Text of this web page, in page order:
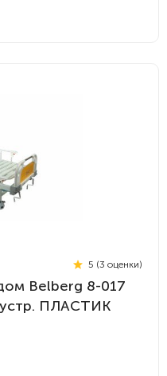
5 (3 оценки)
Belberg 8-017
ПЛАСТИК